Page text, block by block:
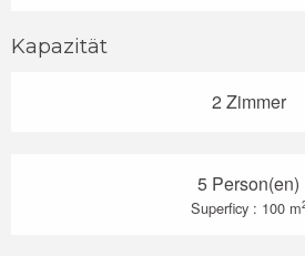
Kapazität
2 Zimmer
5 Person(en)
Superficy : 100 m